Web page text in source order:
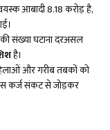
आबादी 8.18 करोड़ है,
संख्या घटाना दरअसल
है।
और गरीब तबकों को
कर्ज संकट से जोड़कर